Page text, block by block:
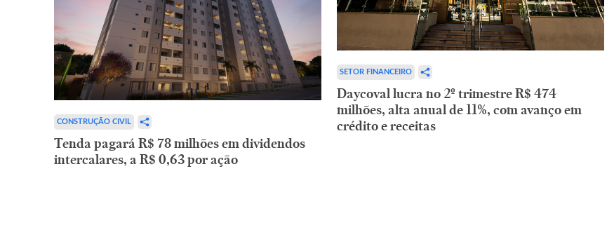
CONSTRUÇÃO CIVIL
Tenda pagará R$ 78 milhões em dividendos
intercalares, a R$ 0,63 por ação
SETOR FINANCEIRO
Daycoval lucra no 2º trimestre R$ 474
milhões, alta anual de 11%, com avanço em
crédito e receitas